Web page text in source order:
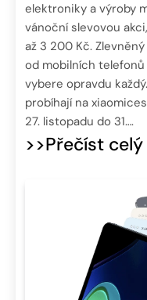
elektroniky a výroby
vánoční slevovou
až 3 200 Kč.
od mobilních telefonů
vybere opravdu
probíhají na
27. listopadu do 31….
>>Přečíst